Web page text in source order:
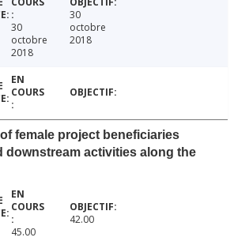
30
octobre
2018
30
octobre
2018
female project beneficiaries
downstream activities along the
45.00
42.00